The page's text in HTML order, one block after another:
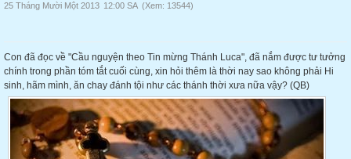
25 Tháng Mười Một 2013 12:00 SA (Xem: 13544)
Con đã đọc về "Cầu nguyện theo Tin mừng Thánh Luca", đã nắm được tư tưởng
chính trong phần tóm tắt cuối cùng, xin hỏi thêm là thời nay sao không phải Hi
sinh, hãm mình, ăn chay đánh tội như các thánh thời xưa nữa vậy? (QB)